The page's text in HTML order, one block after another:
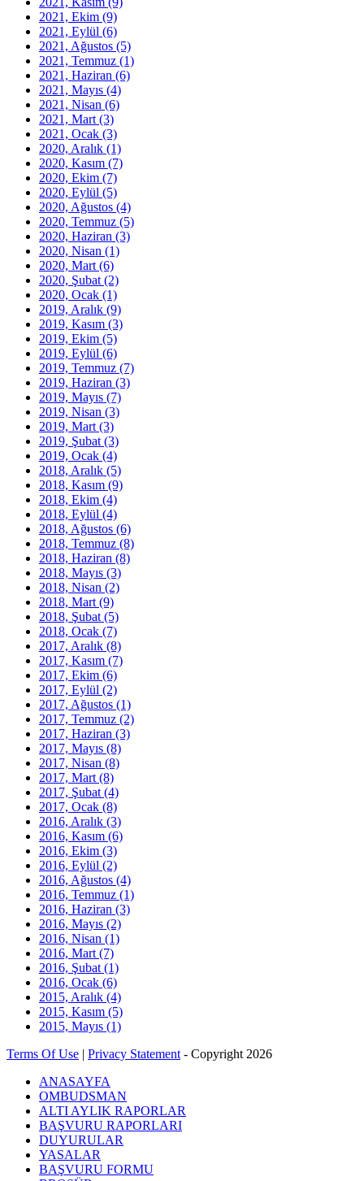
2021, Ekim (9)
2021, Eylül (6)
2021, Ağustos (5)
2021, Temmuz (1)
2021, Haziran (6)
2021, Mayıs (4)
2021, Nisan (6)
2021, Mart (3)
2021, Ocak (3)
2020, Aralık (1)
2020, Kasım (7)
2020, Ekim (7)
2020, Eylül (5)
2020, Ağustos (4)
2020, Temmuz (5)
2020, Haziran (3)
2020, Nisan (1)
2020, Mart (6)
2020, Şubat (2)
2020, Ocak (1)
2019, Aralık (9)
2019, Kasım (3)
2019, Ekim (5)
2019, Eylül (6)
2019, Temmuz (7)
2019, Haziran (3)
2019, Mayıs (7)
2019, Nisan (3)
2019, Mart (3)
2019, Şubat (3)
2019, Ocak (4)
2018, Aralık (5)
2018, Kasım (9)
2018, Ekim (4)
2018, Eylül (4)
2018, Ağustos (6)
2018, Temmuz (8)
2018, Haziran (8)
2018, Mayıs (3)
2018, Nisan (2)
2018, Mart (9)
2018, Şubat (5)
2018, Ocak (7)
2017, Aralık (8)
2017, Kasım (7)
2017, Ekim (6)
2017, Eylül (2)
2017, Ağustos (1)
2017, Temmuz (2)
2017, Haziran (3)
2017, Mayıs (8)
2017, Nisan (8)
2017, Mart (8)
2017, Şubat (4)
2017, Ocak (8)
2016, Aralık (3)
2016, Kasım (6)
2016, Ekim (3)
2016, Eylül (2)
2016, Ağustos (4)
2016, Temmuz (1)
2016, Haziran (3)
2016, Mayıs (2)
2016, Nisan (1)
2016, Mart (7)
2016, Şubat (1)
2016, Ocak (6)
2015, Aralık (4)
2015, Kasım (5)
2015, Mayıs (1)
Terms Of Use | Privacy Statement - Copyright 2026
ANASAYFA
OMBUDSMAN
ALTI AYLIK RAPORLAR
BAŞVURU RAPORLARI
DUYURULAR
YASALAR
BAŞVURU FORMU